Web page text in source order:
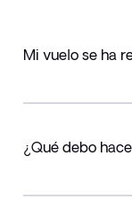
Mi vuelo se ha
¿Qué debo